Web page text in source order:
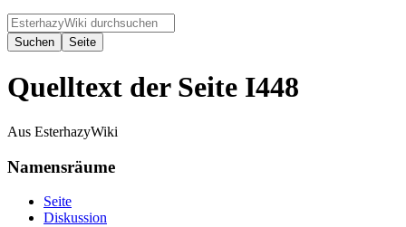
Quelltext der Seite I448
Aus EsterhazyWiki
Namensräume
Seite
Diskussion